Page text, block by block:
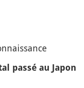
passé au Japon